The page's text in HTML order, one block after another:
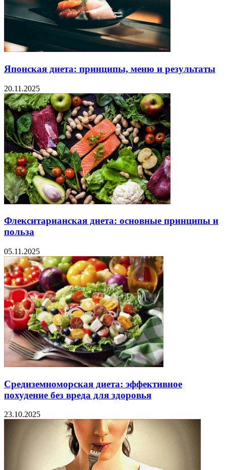
Японская диета: принципы, меню и результаты
20.11.2025
Флекситарианская диета: основные принципы и
польза
05.11.2025
Средиземноморская диета: эффективное
похудение без вреда для здоровья
23.10.2025